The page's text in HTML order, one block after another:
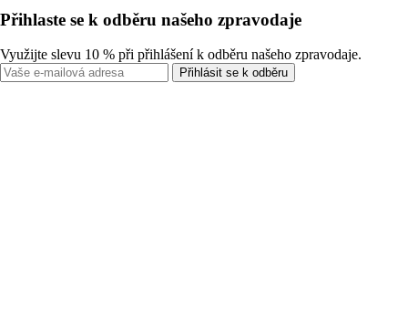
Přihlaste se k odběru našeho zpravodaje
Využijte slevu 10 % při přihlášení k odběru našeho zpravodaje.
Přihlásit se k odběru